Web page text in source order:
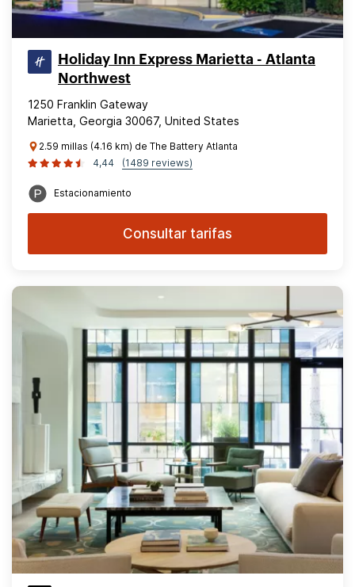
Holiday Inn Express Marietta - Atlanta
Northwest
1250 Franklin Gateway
Marietta, Georgia 30067, United States
2.59 millas (4.16 km) de The Battery Atlanta
4,44
(1489 reviews)
Estacionamiento
Consultar tarifas